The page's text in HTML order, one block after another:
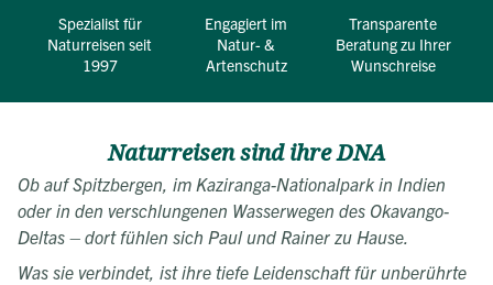
Spezialist für
Naturreisen seit
1997
engagiert im
Natur- &
Artenschutz
transparente
Beratung zu Ihrer
Wunschreise
Naturreisen sind ihre DNA
Ob auf Spitzbergen, im Kaziranga-Nationalpark in Indien
oder in den verschlungenen Wasserwegen des Okavango-
Deltas – dort fühlen sich Paul und Rainer zu Hause.
Was sie verbindet, ist ihre tiefe Leidenschaft für unberührte